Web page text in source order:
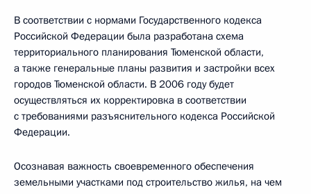
В соответствии с нормами Государственного кодекса
Российской Федерации была разработана схема
территориального планирования Тюменской области,
а также генеральные планы развития и застройки всех
городов Тюменской области. В 2006 году будет
осуществляться их корректировка в соответствии
с требованиями разъяснительного кодекса Российской
Федерации.
Осознавая важность своевременного обеспечения
земельными участками под строительство жилья, на чем